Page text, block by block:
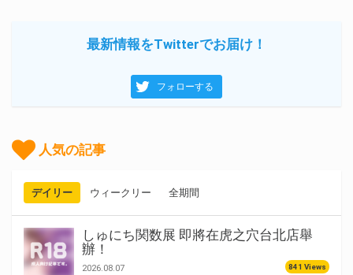
最新情報をTwitterでお届け！
フォローする
人気の記事
デイリー ウィークリー 全期間
しゅにち関数展 即將在虎之穴台北店舉
辦！
2026.08.07 841 Views